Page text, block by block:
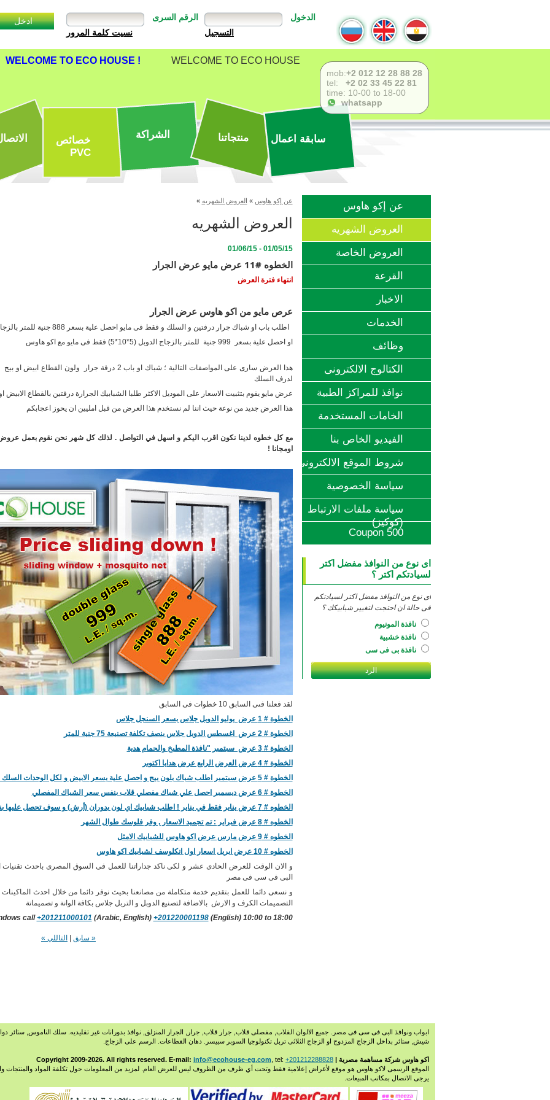
mob:+2 012 12 28 88 28
tel:
+2 02 33 45 22 81
time: 10-00 to 18-00
whatsapp
الدخول
الرقم السرى
نسيت كلمة المرور
WELCOME TO ECO HOUSE ! WELCOME TO ECO HOUSE !
سابقة اعمال منتجاتنا الشراكة
خصائص
PVC
عن إكو هاوس » العروض الشهريه »
العروض الشهريه
01/05/15 - 01/06/15
الخطوه #11 عرض مايو عرض الجرار
انتهاء فترة العرض
عرص مايو من اكو هاوس عرض الجرار
اطلب باب او شباك جرار درفتين و السلك و فقط فى مايو احصل علية بسعر 888 جنية للمتر بالزجاج المفرد
او احصل علية بسعر 999 جنية للمتر بالزجاج الدوبل (5*10*5) فقط فى مايو مع اكو هاوس
لدرف السلك
عرض مايو يقوم بتثبيت الاسعار على الموديل الاكثر طلبا الشبابيك الجرارة درفتين بالقطاع
هذا العرض جديد من نوعة حيث اننا لم نستخدم هذا العرض من قبل امليين ان يحوز اعجابكم
مع كل خطوه لدينا نكون اقرب اليكم و اسهل في التواصل . لذلك كل شهر نحن نقوم بعمل عروض
اومجانا !
لقد فعلنا فىى السابق 10 خطوات فى السابق
الخطوة # 1 عرض يوليو الدوبل جلاس بسعر السنجل جلاس
الخطوة # 2 عرض اغسطس الدوبل جلاس بنصف تكلفة تصنيعة 75 جنية للمتر
الخطوة # 3 عرض سبتمبر "نافذة المطبخ والحمام هدية
الخطوة # 4 عرض العرض الرابع عرض هدايا اكتوبر
الخطوة # 5 عرض سبتمبر اطلب شباك بلون بيج و احصل علية بسعر الابيض و لكل الوحدات السلك مجانا
الخطوة # 6 عرض ديسمبر احصل علي شباك مفصلي قلاب بنفس سعر الشباك المفصلي
الخطوه # 7 عرض يناير فقط في يناير ! اطلب شبابيك اي لون بدوران (أرش) و سوف تحصل عليها بنفس سعر الشباك العادي!
الخطوه # 8 عرض فبراير : تم تجميد الاسعار , وفر فلوسك طوال الشهر
الخطوه # 9 عرض مارس عرض اكو هاوس للشبابيك الامثل
الخطوه # 10 عرض ابريل اسعار اول انكلوسف لشبابيك اكو هاوس
و الان الوقت للعرض الحادى عشر و لكى ناكد جداراتنا للعمل فى السوق المصرى باحدث تقنيات
البى فى سى فى مصر
و نسعى دائما للعمل بتقديم خدمة متكاملة من مصانعنا بحيث نوفر دائما من خلال احدث
التصميمات الكرف و الارش بالاضافة لتصنيع الدوبل و التربل جلاس بكافة الوانة و تصميماتة
call+201211000101 (Arabic, English) +201220001198(English) 10:00 to 18:00
« سابق | التاللي »
عن إكو هاوس
العروض الشهريه
العروض الخاصة
القرعة
‫الاخبار
الخدمات
وظائف
الكتالوج الالكترونى
نوافذ للمراكز الطبية
الخامات المستخدمة
الفيديو الخاص بنا
شروط الموقع الالكتروني
سياسة الخصوصية
سياسة ملفات الارتباط
(كوكيز)
Coupon 500
اى نوع من النوافذ مفضل اكتر
لسيادتكم اكتر ؟
اى نوع من النوافذ مفضل اكتر لسيادتكم
فى حالة ان احتجت لتغيير شبابيكك ؟
نافذة المونيوم
نافذة خشبية
نافذة بى فى سى
ابواب ونوافذ البى فى سى فى مصر. جميع الالوان القلاب, مفصلى قلاب, جرار قلاب, جرار, الجرار المنزلق, نوافذ بدورانات غير تقليديه. سلك الناموس, ستائر
شيش, ستائر بداخل الزجاج المزدوج او الزجاج الثلاثى تربل تكنولوجيا السوبر سبيسر. دهان القطاعات. الرسم على الزجاج.
اكو هاوس شركة مساهمة مصرية | Copyright 2009-2026. All rights reserved. E-mail: info@ecohouse-eg.com , tel: +201212288828
الموقع الرسمى لاكو هاوس هو موقع لأغراض إعلامية فقط وتحت أي ظرف من الظروف ليس للعرض العام. لمزيد من المعلومات حول تكلفة المواد والمنتجات
يرجى الاتصال بمكاتب المبيعات.